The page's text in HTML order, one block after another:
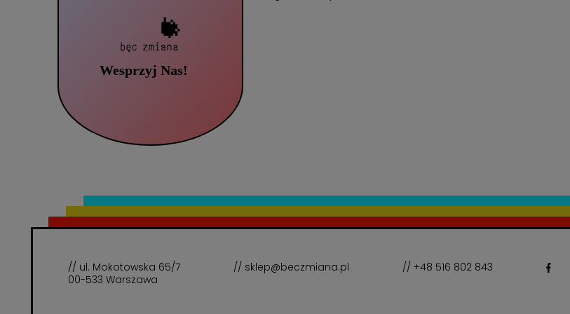
// ul. Mokotowska 65/7
00-533 Warszawa
// sklep@beczmiana.pl // +48 516 802 843